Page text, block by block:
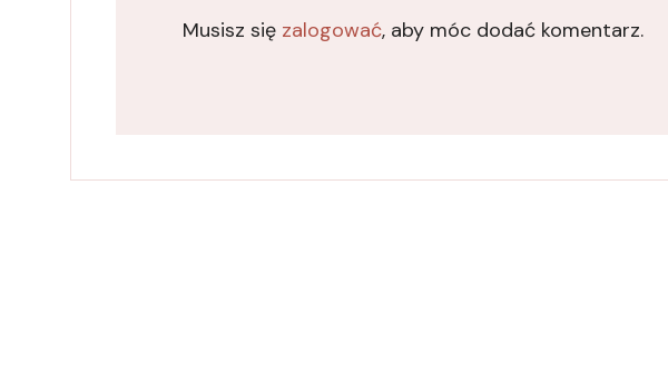
Musisz się zalogować, aby móc dodać komentarz.